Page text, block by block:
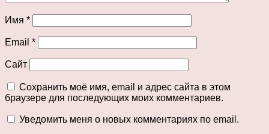
Имя *
Email *
Сайт
Сохранить моё имя, email и адрес сайта в этом
браузере для последующих моих комментариев.
Уведомить меня о новых комментариях по email.